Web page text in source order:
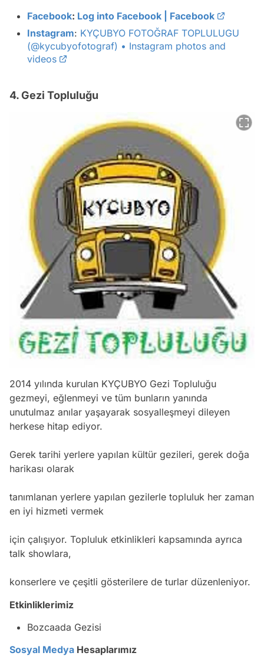
Facebook: Log into Facebook | Facebook
Instagram: KYÇUBYO FOTOĞRAF TOPLULUGU
(@kycubyofotograf) • Instagram photos and
videos
4. Gezi Topluluğu
2014 yılında kurulan KYÇUBYO Gezi Topluluğu
gezmeyi, eğlenmeyi ve tüm bunların yanında
unutulmaz anılar yaşayarak sosyalleşmeyi dileyen
herkese hitap ediyor.
Gerek tarihi yerlere yapılan kültür gezileri, gerek doğa
harikası olarak
tanımlanan yerlere yapılan gezilerle topluluk her zaman
en iyi hizmeti vermek
için çalışıyor. Topluluk etkinlikleri kapsamında ayrıca
talk showlara,
konserlere ve çeşitli gösterilere de turlar düzenleniyor.
Etkinliklerimiz
Bozcaada Gezisi
Sosyal Medya Hesaplarımız